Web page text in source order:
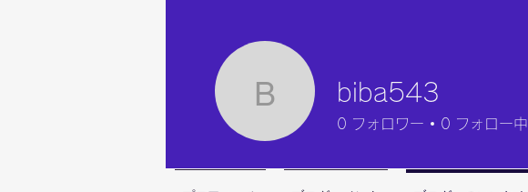
biba543biba543
0 フォロワー 0 フォロー中